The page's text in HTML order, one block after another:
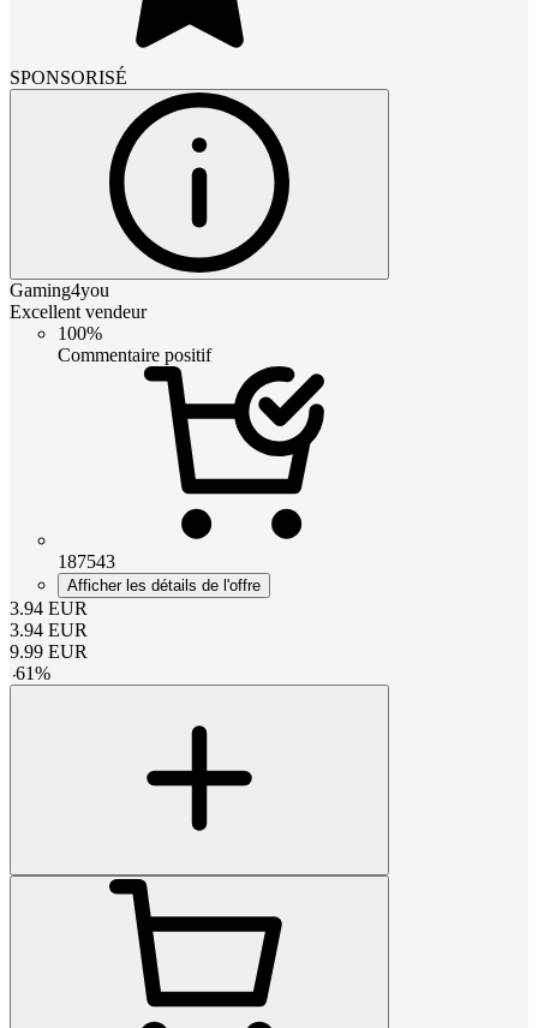
SPONSORISÉ
Gaming4you
Excellent vendeur
100%
Commentaire positif
187543
Afficher les détails de l'offre
3.94 EUR
3.94 EUR
9.99 EUR
-61%